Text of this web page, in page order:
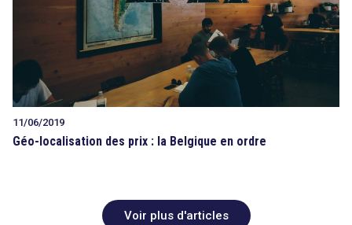
11/06/2019
Géo-localisation des prix : la Belgique en ordre
Voir plus d'articles